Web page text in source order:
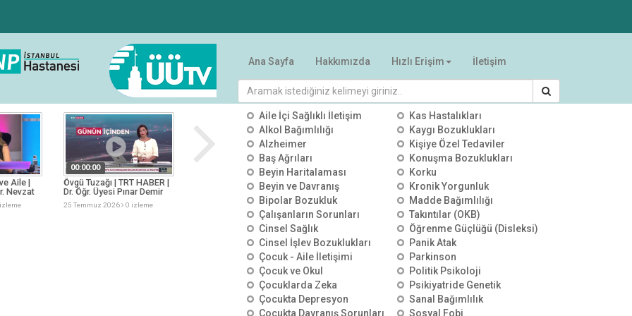
Ana Sayfa Hakkımızda Hızlı Erişim İletişim
tümü
Aile |
Nevzat
00:00:00
Övgü Tuzağı | TRT HABER |
Dr. Öğr. Üyesi Pınar Demir
Asma
25 Temmuz 2026 0 izleme
Görünmeyen Tehlike
Kimyasal İçerikler | TV100 |
Dr. Öğr. Üyesi Salih Tuncay
25 Temmuz 2026 0 izleme
YKS Sonuçları Sonrası
Tercih Stratejileri | TV100 |
Uzman Psikolojik Danışman
Özgür Akoğlan
25 Temmuz 2026 0 izleme
YKS Sonuçları Sonrası
Tercih Stratejileri | ÜLKE TV |
Uzman Psikolojik Danışman
Özgür Akoğlan
25 Temmuz 2026
KATEGORİLER
Aile İçi Sağlıklı İletişim
Alkol Bağımlılığı
Alzheimer
Baş Ağrıları
Beyin Haritalaması
Beyin ve Davranış
Bipolar Bozukluk
Çalışanların Sorunları
Cinsel Sağlık
Cinsel İşlev Bozuklukları
Çocuk - Aile İletişimi
Çocuk ve Okul
Çocuklarda Zeka
Çocukta Depresyon
Çocukta Davranış Sorunları
Kas Hastalıkları
Kaygı Bozuklukları
Kişiye Özel Tedaviler
Konuşma Bozuklukları
Korku
Kronik Yorgunluk
Madde Bağımlılığı
Takıntılar (OKB)
Öğrenme Güçlüğü (Disleksi)
Panik Atak
Parkinson
Politik Psikoloji
Psikiyatride Genetik
Sanal Bağımlılık
Sosyal Fobi